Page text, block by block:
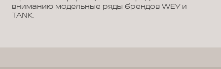
вниманию модельные ряды брендов WEY и
TANK.